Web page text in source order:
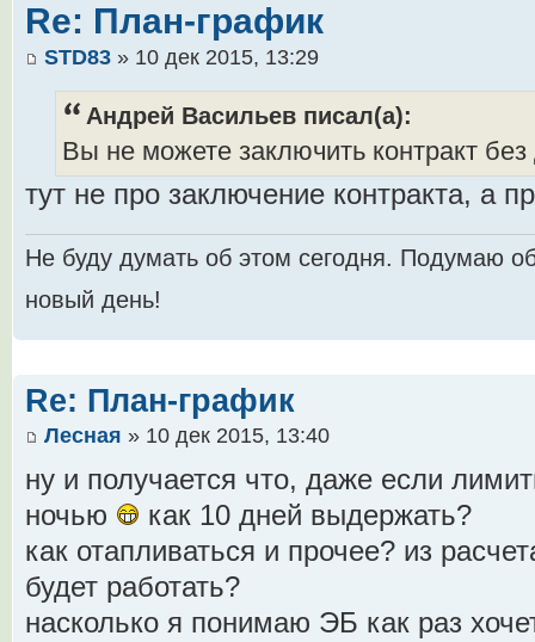
Re: План-график
STD83 » 10 дек 2015, 13:29
Андрей Васильев писал(а):
Вы не можете заключить контракт
тут не про заключение контракта, а
Не буду думать об этом сегодня. Подумаю
новый день!
Re: План-график
Лесная » 10 дек 2015, 13:40
ну и получается что, даже если
ночью
как 10 дней выдержать?
как отапливаться и прочее? из
будет работать?
насколько я понимаю ЭБ как раз